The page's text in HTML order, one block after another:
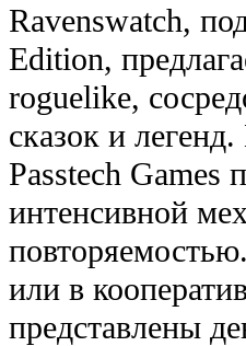
Ravenswatch,
Edition,
roguelike,
сказок и
Passtech Games
интенсивной
или в
представлены